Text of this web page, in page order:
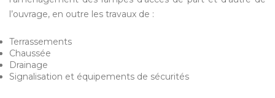
l’ouvrage, en outre les travaux de :
Terrassements
Chaussée
Drainage
Signalisation et équipements de sécurités